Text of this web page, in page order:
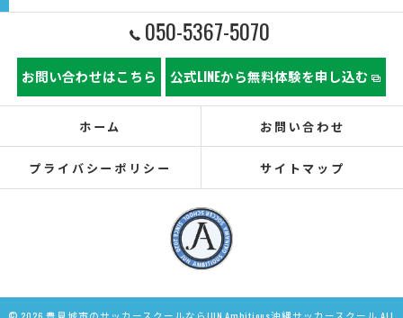
050-5367-5070
お問い合わせはこちら 公式LINEから無料体験を申し込む
ホーム お問い合わせ
プライバシーポリシー サイトマップ